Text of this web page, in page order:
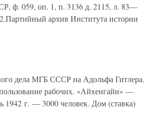
ф. 059, оп. 1, п. 3136 д. 2115, л. 83—
архив Института истории
дела МГБ СССР на Адольфа Гитлера.
рабочих. «Айхенгайн» —
1942 г. — 3000 человек. Дом (ставка)